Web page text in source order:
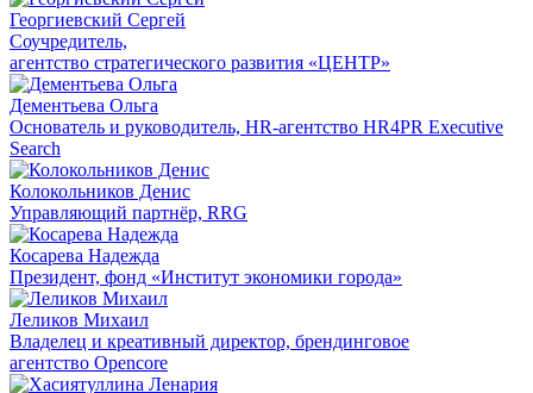
Георгиевский Сергей
Соучредитель,
агентство стратегического развития «ЦЕНТР»
Дементьева Ольга
Основатель и руководитель, HR-агентство HR4PR Executive
Search
Колокольников Денис
Управляющий партнёр, RRG
Косарева Надежда
Президент, фонд «Институт экономики города»
Леликов Михаил
Владелец и креативный директор, брендинговое
агентство Opencore